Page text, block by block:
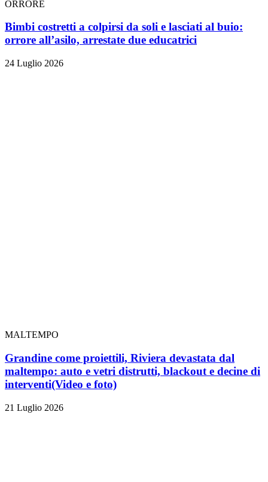
ORRORE
Bimbi costretti a colpirsi da soli e lasciati al buio:
orrore all’asilo, arrestate due educatrici
24 Luglio 2026
MALTEMPO
Grandine come proiettili, Riviera devastata dal
maltempo: auto e vetri distrutti, blackout e decine di
interventi(Video e foto)
21 Luglio 2026